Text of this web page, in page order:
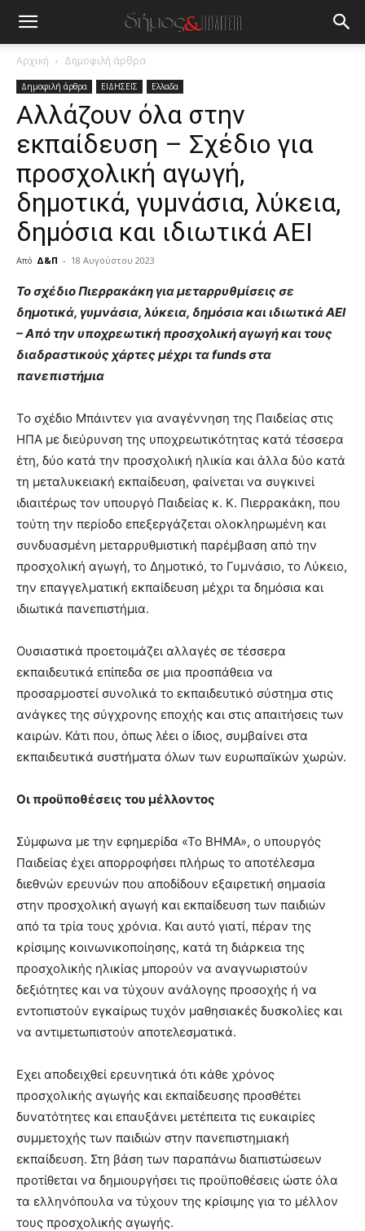
Αρχική Δημοφιλή άρθρα
Δημοφιλή άρθρα ΕΙΔΗΣΕΙΣ Ελλαδα
Αλλάζουν όλα στην
εκπαίδευση – Σχέδιο για
προσχολική αγωγή,
δημοτικά, γυμνάσια, λύκεια,
δημόσια και ιδιωτικά ΑΕΙ
Από Δ&Π - 18 Αυγούστου 2023
blonde
lesbians
very
hot
cam
show.desi
lyons
teaches
you
the
meaning
of
pain.
pornhun
hd
Το σχέδιο Πιερρακάκη για μεταρρυθμίσεις σε
δημοτικά, γυμνάσια, λύκεια, δημόσια και ιδιωτικά ΑΕΙ
– Από την υποχρεωτική προσχολική αγωγή και τους
διαδραστικούς χάρτες μέχρι τα funds στα
πανεπιστήμια
Το σχέδιο Μπάιντεν για αναγέννηση της Παιδείας στις
ΗΠΑ με διεύρυνση της υποχρεωτικότητας κατά τέσσερα
έτη, δύο κατά την προσχολική ηλικία και άλλα δύο κατά
τη μεταλυκειακή εκπαίδευση, φαίνεται να συγκινεί
ιδιαιτέρως τον υπουργό Παιδείας κ. Κ. Πιερρακάκη, που
τούτη την περίοδο επεξεργάζεται ολοκληρωμένη και
συνδυασμένη μεταρρυθμιστική παρέμβαση από την
προσχολική αγωγή, το Δημοτικό, το Γυμνάσιο, το Λύκειο,
την επαγγελματική εκπαίδευση μέχρι τα δημόσια και
ιδιωτικά πανεπιστήμια.
Ουσιαστικά προετοιμάζει αλλαγές σε τέσσερα
εκπαιδευτικά επίπεδα σε μια προσπάθεια να
προσαρμοστεί συνολικά το εκπαιδευτικό σύστημα στις
ανάγκες της σύγχρονης εποχής και στις απαιτήσεις των
καιρών. Κάτι που, όπως λέει ο ίδιος, συμβαίνει στα
εκπαιδευτικά συστήματα όλων των ευρωπαϊκών χωρών.
Οι προϋποθέσεις του μέλλοντος
Σύμφωνα με την εφημερίδα «Το ΒΗΜΑ», ο υπουργός
Παιδείας έχει απορροφήσει πλήρως το αποτέλεσμα
διεθνών ερευνών που αποδίδουν εξαιρετική σημασία
στην προσχολική αγωγή και εκπαίδευση των παιδιών
από τα τρία τους χρόνια. Και αυτό γιατί, πέραν της
κρίσιμης κοινωνικοποίησης, κατά τη διάρκεια της
προσχολικής ηλικίας μπορούν να αναγνωριστούν
δεξιότητες και να τύχουν ανάλογης προσοχής ή να
εντοπιστούν εγκαίρως τυχόν μαθησιακές δυσκολίες και
να αντιμετωπιστούν αποτελεσματικά.
Εχει αποδειχθεί ερευνητικά ότι κάθε χρόνος
προσχολικής αγωγής και εκπαίδευσης προσθέτει
δυνατότητες και επαυξάνει μετέπειτα τις ευκαιρίες
συμμετοχής των παιδιών στην πανεπιστημιακή
εκπαίδευση. Στη βάση των παραπάνω διαπιστώσεων
προτίθεται να δημιουργήσει τις προϋποθέσεις ώστε όλα
τα ελληνόπουλα να τύχουν της κρίσιμης για το μέλλον
τους προσχολικής αγωγής.